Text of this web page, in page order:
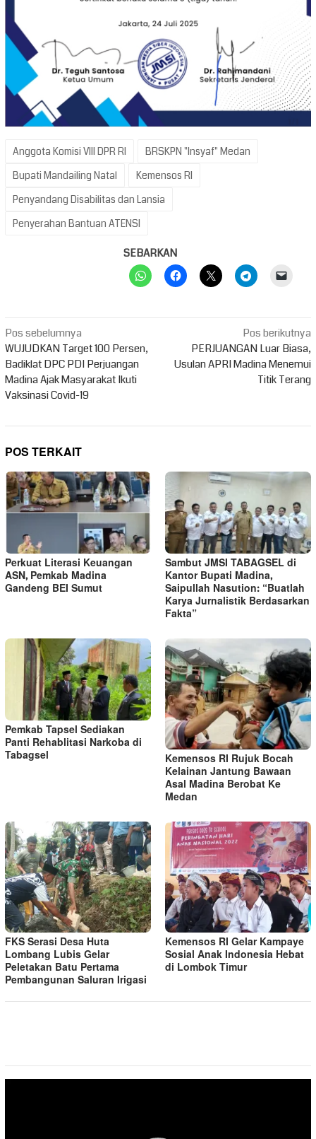
Anggota Komisi VIII DPR RI
BRSKPN "Insyaf" Medan
Bupati Mandailing Natal
Kemensos RI
Penyandang Disabilitas dan Lansia
Penyerahan Bantuan ATENSI
SEBARKAN
Navigasi
pos
Pos sebelumnya
WUJUDKAN Target 100 Persen,
Badiklat DPC PDI Perjuangan
Madina Ajak Masyarakat Ikuti
Vaksinasi Covid-19
Pos berikutnya
PERJUANGAN Luar Biasa,
Usulan APRI Madina Menemui
Titik Terang
POS TERKAIT
Perkuat Literasi Keuangan
ASN, Pemkab Madina
Gandeng BEI Sumut
Sambut JMSI TABAGSEL di
Kantor Bupati Madina,
Saipullah Nasution: “Buatlah
Karya Jurnalistik Berdasarkan
Fakta”
Pemkab Tapsel Sediakan
Panti Rehablitasi Narkoba di
Tabagsel Kemensos RI Rujuk Bocah
Kelainan Jantung Bawaan
Asal Madina Berobat Ke
Medan
FKS Serasi Desa Huta
Lombang Lubis Gelar
Peletakan Batu Pertama
Pembangunan Saluran Irigasi
Kemensos RI Gelar Kampaye
Sosial Anak Indonesia Hebat
di Lombok Timur